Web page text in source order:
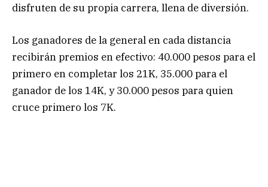
disfruten de su propia carrera, llena de diversión.
Los ganadores de la general en cada distancia
recibirán premios en efectivo: 40.000 pesos para el
primero en completar los 21K, 35.000 para el
ganador de los 14K, y 30.000 pesos para quien
cruce primero los 7K.